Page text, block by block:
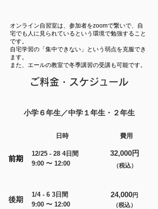
オンライン自習室は、参加者をzoomで繋いで、自
宅でも人に見られているという環境で勉強すること
です。
自宅学習の「集中できない」という弱点を克服でき
ます。
​また、エールの教室で冬季講習の受講も可能です。
ご料金・スケジュール
小学６年生／中学１年生・２年生
​日時
前期
12/25 - 28 4日間
9:00 〜 12:00
費用
32,000円
（税込）
後期
1/4 - 6 3日間
9:00 〜 12:00
24,000円
（税込）